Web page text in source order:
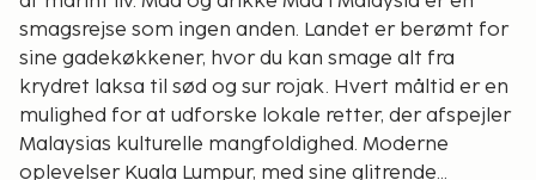
smagsrejse som ingen anden. Landet er berømt for
sine gadekøkkener, hvor du kan smage alt fra
krydret laksa til sød og sur rojak. Hvert måltid er en
mulighed for at udforske lokale retter, der afspejler
Malaysias kulturelle mangfoldighed. Moderne
oplevelser Kuala Lumpur, med sine glitrende